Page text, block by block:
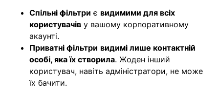
Спільні фільтри є видимими для всіх
користувачів у вашому корпоративному
акаунті.
Приватні фільтри видимі лише контактній
особі, яка їх створила. Жоден інший
користувач, навіть адміністратори, не може
їх бачити.